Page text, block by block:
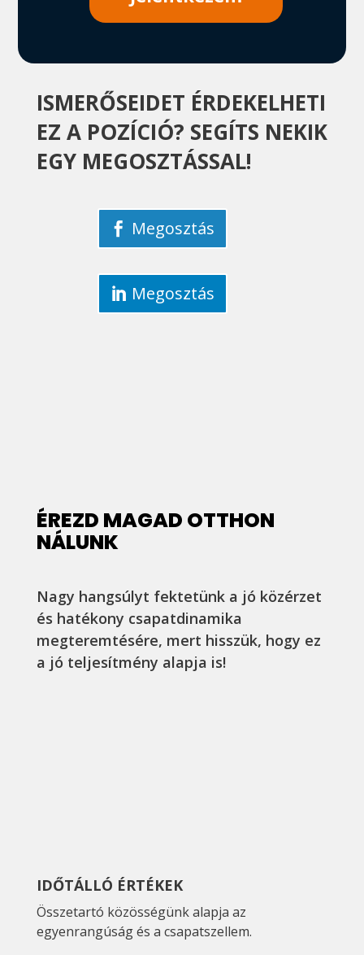
ISMERŐSEIDET ÉRDEKELHETI
EZ A POZÍCIÓ? SEGÍTS NEKIK
EGY MEGOSZTÁSSAL!
Megosztás
Megosztás
ÉREZD MAGAD OTTHON
NÁLUNK
Nagy hangsúlyt fektetünk a jó közérzet
és hatékony csapatdinamika
megteremtésére, mert hisszük, hogy ez
a jó teljesítmény alapja is!
IDŐTÁLLÓ ÉRTÉKEK
Összetartó közösségünk alapja az
egyenrangúság és a csapatszellem.